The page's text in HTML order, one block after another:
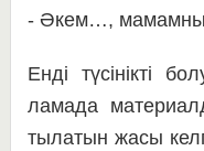
- Әкем…,
Енді түсінікті
ламада
тылатын жасы